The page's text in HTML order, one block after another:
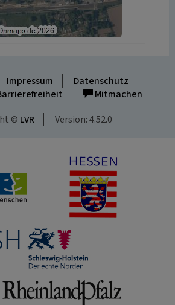
Impressum
Datenschutz
Mitmachen
© LVR Version: 4.52.0